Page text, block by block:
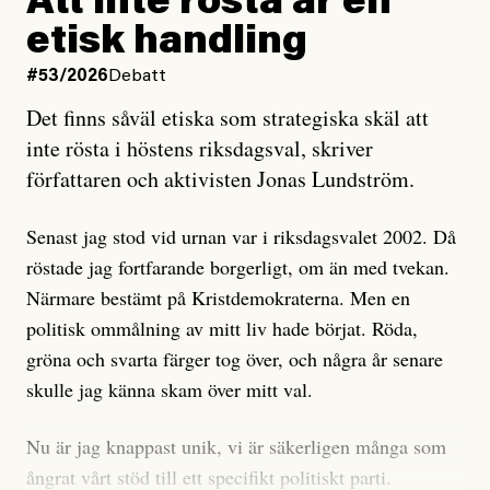
och då ska en efterforska diskret, just för att inte skapa
oro inom rörelsen.
Artikeln undersöker inte, som ETC påstår, ”vad som
är sant, vad som är rykten”, utan den bidrar bara till
ännu mer ryktesspridning. Det finns inte ett enda bevis
misstänkta personen är en infiltratör. Det som läsaren
får veta är att personen har ändrat sina politiska åsikter
under åren, att den har raderat tidigare innehåll på sina
sociala medier, att artikelns författare inte förstår sig
på personens ekonomi och att det tydligen finns
anonyma röster inom rörelsen som säger saker som
anses vara anledningar att titta närmare på personen,
men ingenting av detta är tillräckligt för att hänga ut
etisk handling
#53/2026 Debatt
Det finns såväl etiska som strategiska skäl att
inte rösta i höstens riksdagsval, skriver
författaren och aktivisten Jonas Lundström.
Senast jag stod vid urnan var i riksdagsvalet 2002. Då
röstade jag fortfarande borgerligt, om än med tvekan.
Närmare bestämt på Kristdemokraterna. Men en
politisk ommålning av mitt liv hade börjat. Röda,
gröna och svarta färger tog över, och några år senare
skulle jag känna skam över mitt val.
Nu är jag knappast unik, vi är säkerligen många som
ångrat vårt stöd till ett specifikt politiskt parti.